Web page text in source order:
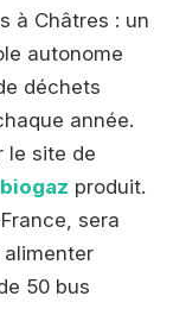
à Châtres : un
autonome
déchets
année.
le site de
biogaz produit.
sera
alimenter
50 bus